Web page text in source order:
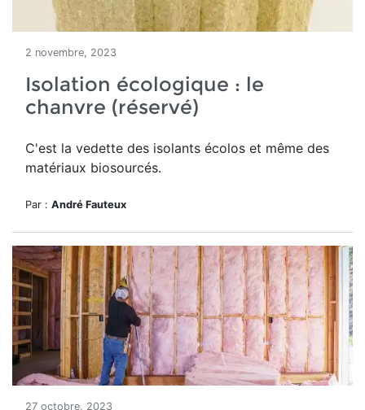
2 novembre, 2023
Isolation écologique : le
chanvre (réservé)
C'est la vedette des isolants écolos et même des
matériaux biosourcés.
Par : André Fauteux
27 octobre, 2023